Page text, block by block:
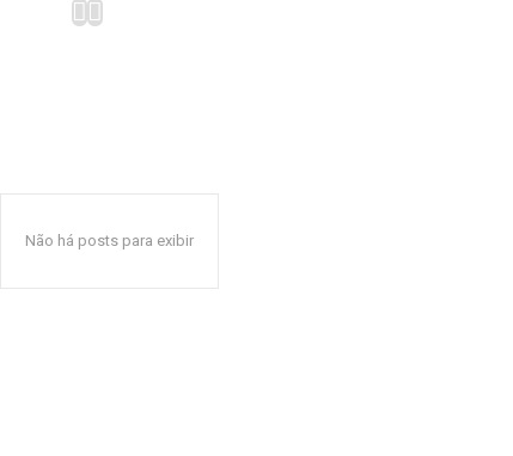
Não há posts para exibir